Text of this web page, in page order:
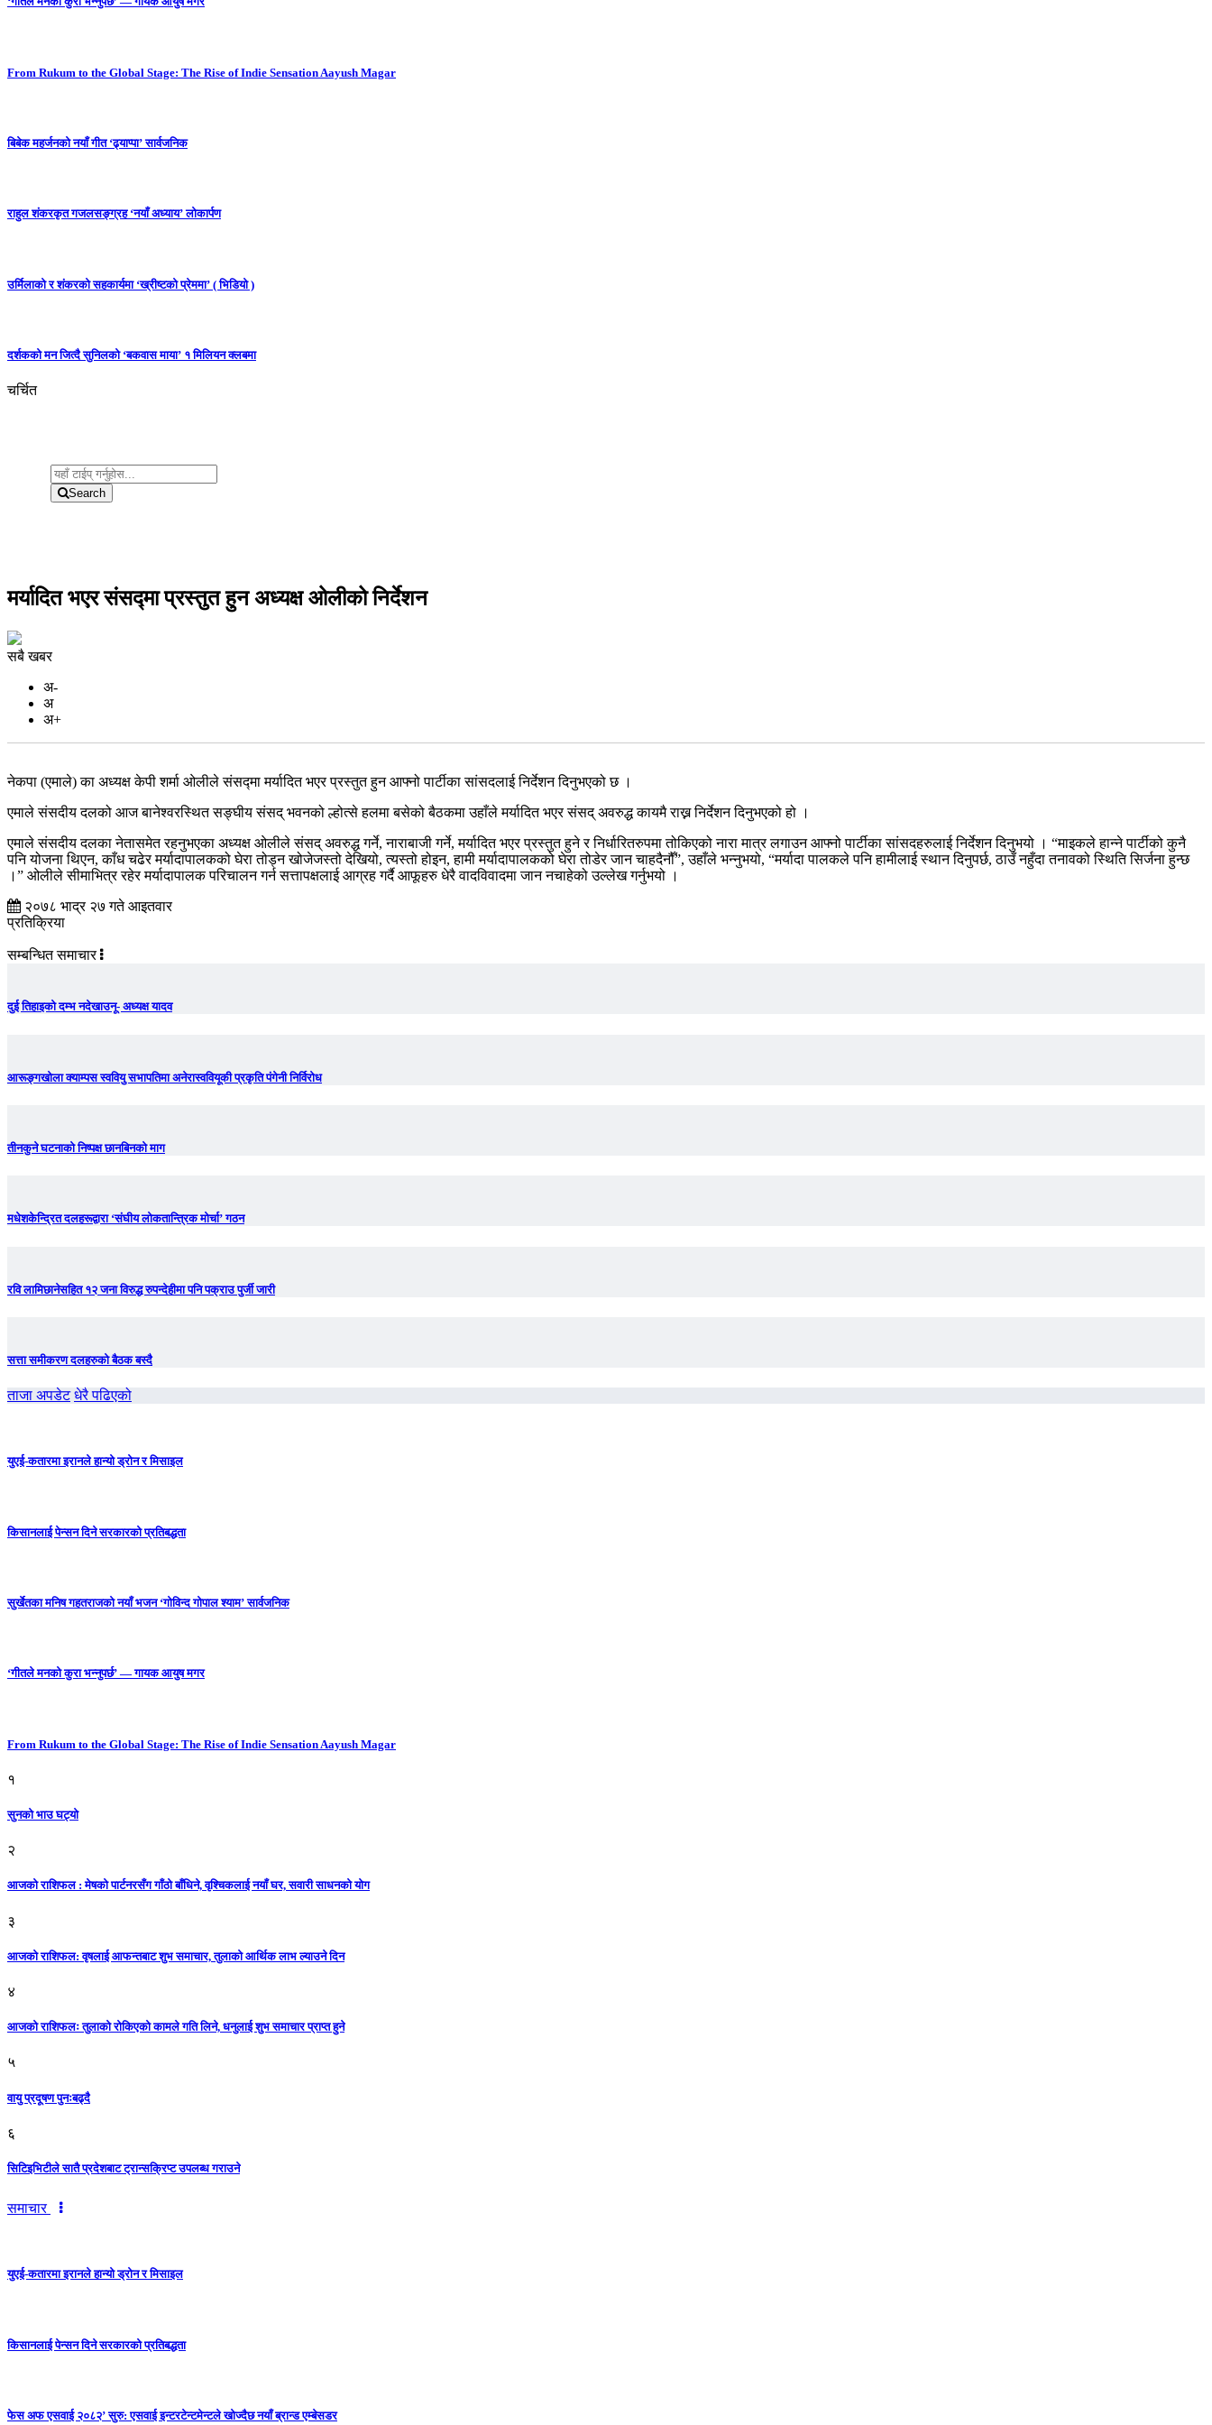
From Rukum to the Global Stage: The Rise of Indie Sensation Aayush Magar
बिबेक महर्जनको नयाँ गीत ‘ढ्याप्पा’ सार्वजनिक
राहुल शंकरकृत गजलसङ्ग्रह ‘नयाँ अध्याय’ लोकार्पण
उर्मिलाको र शंकरको सहकार्यमा ‘ख्रीष्टको प्रेममा’ ( भिडियो )
दर्शकको मन जित्दै सुनिलको ‘बकवास माया’ १ मिलियन क्लबमा
चर्चित
Search
मर्यादित भएर संसद्मा प्रस्तुत हुन अध्यक्ष ओलीको निर्देशन
सबै खबर
अ-
अ
अ+
नेकपा (एमाले) का अध्यक्ष केपी शर्मा ओलीले संसद्मा मर्यादित भएर प्रस्तुत हुन आफ्नो पार्टीका सांसदलाई निर्देशन दिनुभएको छ ।
एमाले संसदीय दलको आज बानेश्वरस्थित सङ्घीय संसद् भवनको ल्होत्से हलमा बसेको बैठकमा उहाँले मर्यादित भएर संसद् अवरुद्ध कायमै राख्न निर्देशन दिनुभएको हो ।
एमाले संसदीय दलका नेतासमेत रहनुभएका अध्यक्ष ओलीले संसद् अवरुद्ध गर्ने, नाराबाजी गर्ने, मर्यादित भएर प्रस्तुत हुने र निर्धारितरुपमा तोकिएको नारा मात्र लगाउन आफ्नो पार्टीका सांसदहरुलाई निर्देशन दिनुभयो । “माइकले हान्ने पार्टीको कुनै
पनि योजना थिएन, काँध चढेर मर्यादापालकको घेरा तोड्न खोजेजस्तो देखियो, त्यस्तो होइन, हामी मर्यादापालकको घेरा तोडेर जान चाहदैनौँ”, उहाँले भन्नुभयो, “मर्यादा पालकले पनि हामीलाई स्थान दिनुपर्छ, ठाउँ नहुँदा तनावको स्थिति सिर्जना हुन्छ
।” ओलीले सीमाभित्र रहेर मर्यादापालक परिचालन गर्न सत्तापक्षलाई आग्रह गर्दै आफूहरु धेरै वादविवादमा जान नचाहेको उल्लेख गर्नुभयो ।
२०७८ भाद्र २७ गते आइतवार
प्रतिक्रिया
सम्बन्धित समाचार
दुई तिहाइको दम्भ नदेखाउनू- अध्यक्ष यादव
आरूङ्गखोला क्याम्पस स्ववियु सभापतिमा अनेरास्ववियूकी प्रकृति पंगेनी निर्विरोध
तीनकुने घटनाकाे निष्पक्ष छानबिनकाे माग
मधेशकेन्द्रित दलहरूद्वारा ‘संघीय लोकतान्त्रिक मोर्चा’ गठन
रवि लामिछानेसहित १२ जना विरुद्ध रुपन्देहीमा पनि पक्राउ पुर्जी जारी
सत्ता समीकरण दलहरुको बैठक बस्दै
ताजा अपडेट धेरै पढिएको
युएई-कतारमा इरानले हान्यो ड्रोन र मिसाइल
किसानलाई पेन्सन दिने सरकारको प्रतिबद्धता
सुर्खेतका मनिष गहतराजको नयाँ भजन ‘गोविन्द गोपाल श्याम’ सार्वजनिक
‘गीतले मनको कुरा भन्नुपर्छ’ — गायक आयुष मगर
From Rukum to the Global Stage: The Rise of Indie Sensation Aayush Magar
१
सुनको भाउ घट्याे
२
आजको राशिफल : मेषको पार्टनरसँग गाँठो बाँधिने, वृश्चिकलाई नयाँ घर, सवारी साधनकाे याेग
३
आजकाे राशिफल: वृषलाई आफन्तबाट शुभ समाचार, तुलाकाे आर्थिक लाभ ल्याउने दिन
४
आजको राशिफलः तुलाकाे रोकिएको कामले गति लिने, धनुलाई शुभ समाचार प्राप्त हुने
५
वायु प्रदूषण पुनःबढ्दै
६
सिटिइभिटीले सातै प्रदेशबाट ट्रान्सक्रिप्ट उपलब्ध गराउने
समाचार
युएई-कतारमा इरानले हान्यो ड्रोन र मिसाइल
किसानलाई पेन्सन दिने सरकारको प्रतिबद्धता
फेस अफ एसवाई २०८२’ सुरु: एसवाई इन्टरटेन्टमेन्टले खोज्दैछ नयाँ ब्रान्ड एम्बेसडर